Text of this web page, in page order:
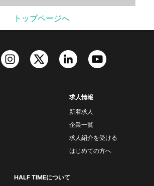
トップページへ
求人情報
新着求人
企業一覧
求人紹介を受ける
はじめての方へ
HALF TIMEについて